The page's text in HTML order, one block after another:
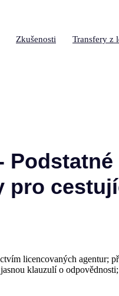
Zkušenosti Transfery z
Podstatné
pro
licencovaných agentur;
klauzulí o